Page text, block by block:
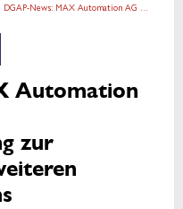
DGAP-News: MAX Automation AG beschließt Barkapitalerhöhung zur Finanzierung des weiteren Konzernwachstums
Automation
zur